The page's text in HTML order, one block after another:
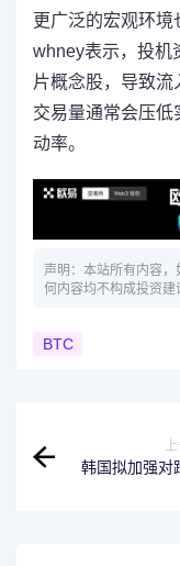
更广泛的宏观环
whney表示，投机
片概念股，导致流
交易量通常会压
动率。
声明：本站所有内容
何内容均不构成投资建
BTC
韩国拟加强对